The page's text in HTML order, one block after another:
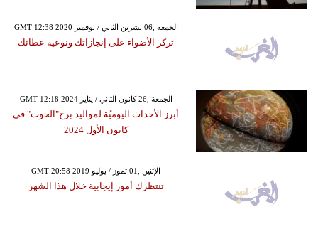
GMT 12:38 2020 الجمعة ,06 تشرين الثاني / نوفمبر
تركز الأضواء على إنجازاتك ونوعية عطائك
GMT 12:18 2024 الجمعة ,26 كانون الثاني / يناير
أبرز الأحداث اليوميّة لمواليد برج"الحوت" في
كانون الأول 2024
GMT 20:58 2019 الإثنين ,01 تموز / يوليو
تنتظرك أمور إيجابية خلال هذا الشهر